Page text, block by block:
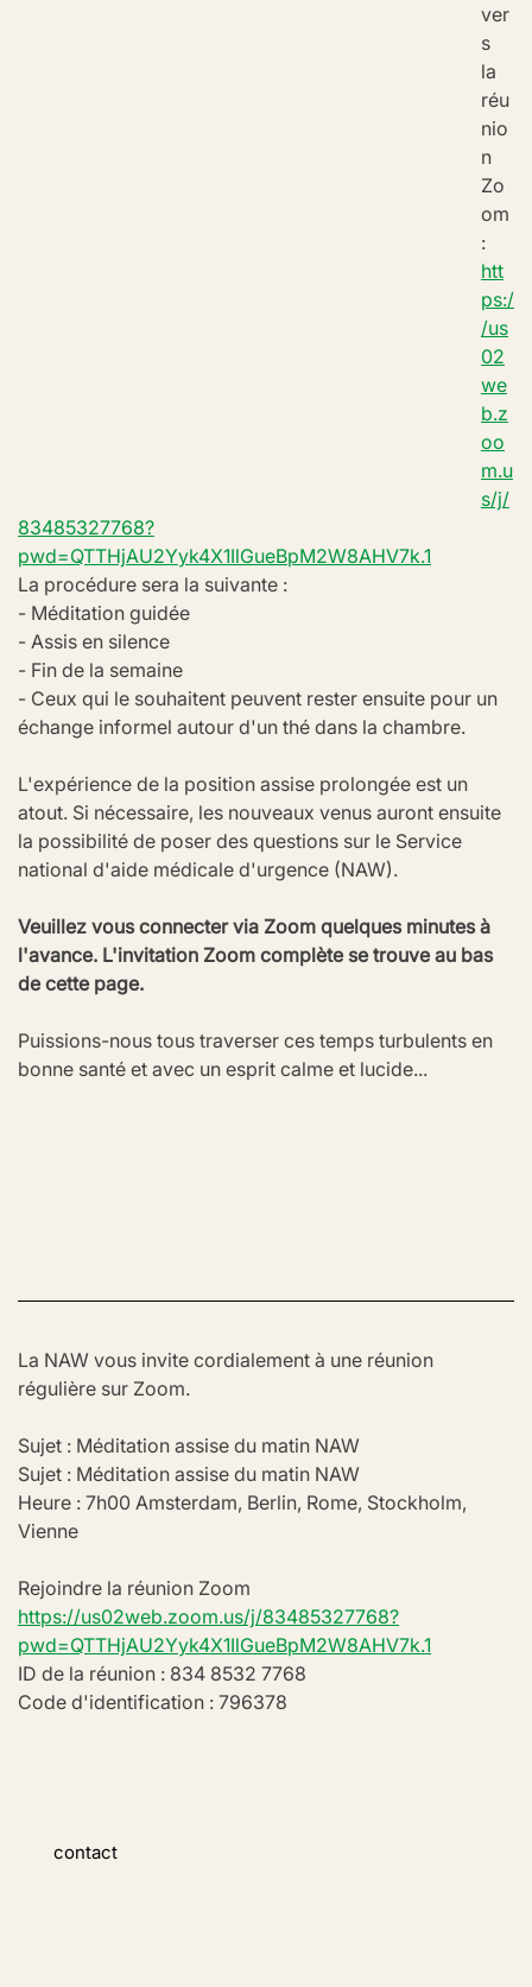
ver
s
la
réu
nio
n
Zo
om
:
htt
ps:/
/us
02
we
b.z
oo
m.u
s/j/
83485327768?
pwd=QTTHjAU2Yyk4X1IlGueBpM2W8AHV7k.1
La procédure sera la suivante :
- Méditation guidée
- Assis en silence
- Fin de la semaine
- Ceux qui le souhaitent peuvent rester ensuite pour un
échange informel autour d'un thé dans la chambre.
L'expérience de la position assise prolongée est un
atout. Si nécessaire, les nouveaux venus auront ensuite
la possibilité de poser des questions sur le Service
national d'aide médicale d'urgence (NAW).
Veuillez vous connecter via Zoom quelques minutes à
l'avance. L'invitation Zoom complète se trouve au bas
de cette page.
Puissions-nous tous traverser ces temps turbulents en
bonne santé et avec un esprit calme et lucide...
La NAW vous invite cordialement à une réunion
régulière sur Zoom.
Sujet : Méditation assise du matin NAW
Sujet : Méditation assise du matin NAW
Heure : 7h00 Amsterdam, Berlin, Rome, Stockholm,
Vienne
Rejoindre la réunion Zoom
https://us02web.zoom.us/j/83485327768?
pwd=QTTHjAU2Yyk4X1IlGueBpM2W8AHV7k.1
ID de la réunion : 834 8532 7768
Code d'identification : 796378
contact